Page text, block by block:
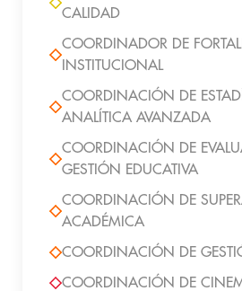
CALIDAD
COORDINADOR DE
INSTITUCIONAL
COORDINACIÓN DE
ANALÍTICA AVANZADA
COORDINACIÓN DE
GESTIÓN EDUCATIVA
COORDINACIÓN DE
ACADÉMICA
COORDINACIÓN DE
COORDINACIÓN DE